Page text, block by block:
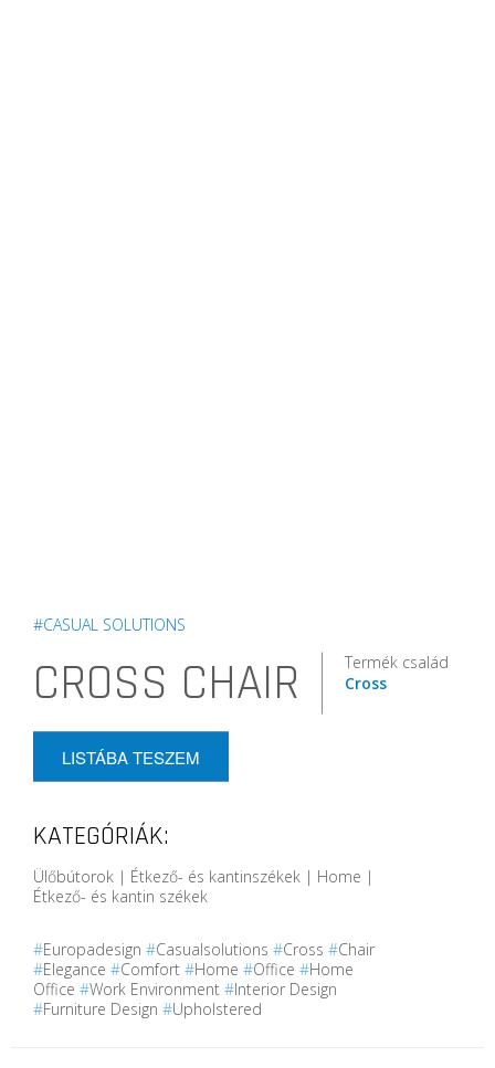
#CASUAL SOLUTIONS
CROSS CHAIR
Termék család
Cross
LISTÁBA TESZEM
KATEGÓRIÁK:
Ülőbútorok | Étkező- és kantinszékek | Home |
Étkező- és kantin székek
#Europadesign #Casualsolutions #Cross #Chair
#Elegance #Comfort #Home #Office #Home
Office #Work Environment #Interior Design
#Furniture Design #Upholstered